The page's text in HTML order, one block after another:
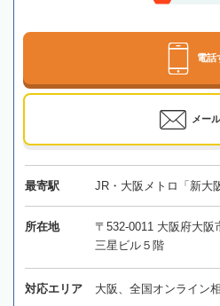
電話
メー
最寄駅 JR・大阪メトロ「新大
所在地
〒532-0011 大阪府大
三星ビル５階
対応エリア 大阪、全国オンライン